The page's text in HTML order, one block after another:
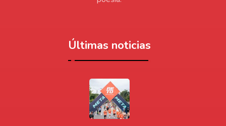
Últimas noticias